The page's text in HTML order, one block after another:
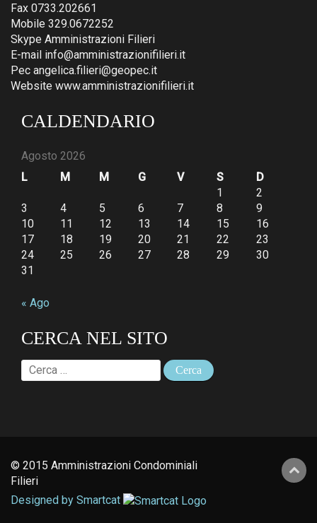
Fax 0733.202661
Mobile 329.0672252
Skype Amministrazioni Filieri
E-mail info@amministrazionifilieri.it
Pec angelica.filieri@geopec.it
Website www.amministrazionifilieri.it
CALDENDARIO
Agosto 2026
L
M M G V S
D
1
2
3
4 5 6 7 8
9
10
11 12 13 14 15
16
17
18 19 20 21 22
23
24
25 26 27 28 29
30
31
« Ago
CERCA NEL SITO
Ricerca
per:
© 2015 Amministrazioni Condominiali
Filieri
Designed by Smartcat